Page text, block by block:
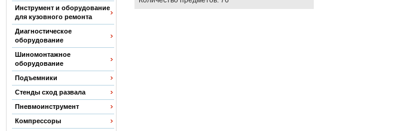
Инструмент и оборудование
для кузовного ремонта
Диагностическое
оборудование
Шиномонтажное
оборудование
Подъемники
Стенды сход развала
Пневмоинструмент
Компрессоры